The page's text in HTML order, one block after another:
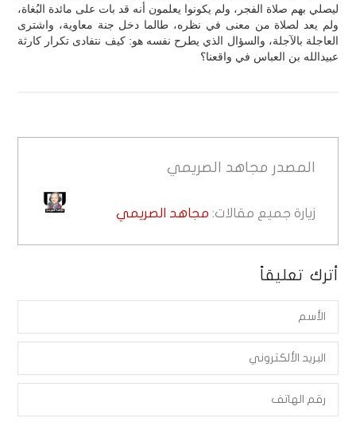
ليصلي بهم صلاة الفجر، ولم يكونوا يعلمون أنه قد بات على مائدة البُغاة،
ولم يعد لصلاة من معنى في نظره، طالما دخل جنة معاوية، واشترى
العاجلة بالآجلة، والسؤال الذي يطرح نفسه هو: كيف نتفادى تكرار كارثة
عبيدالله بن العباس في واقعنا؟
المصدر مجاهد الصريمي
زيارة جميع مقالات: مجاهد الصريمي
أترك تعليقاً